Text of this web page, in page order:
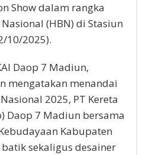
Show dalam rangka
(HBN) di Stasiun
10/2025).
Daop 7 Madiun,
mengatakan menandai
2025, PT Kereta
Daop 7 Madiun bersama
Kabupaten
sekaligus desainer